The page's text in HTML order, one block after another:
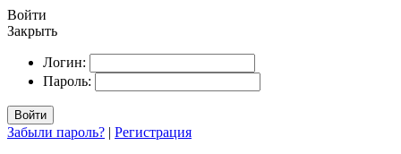
Войти
Закрыть
Логин:
Пароль:
Войти
Забыли пароль? | Регистрация